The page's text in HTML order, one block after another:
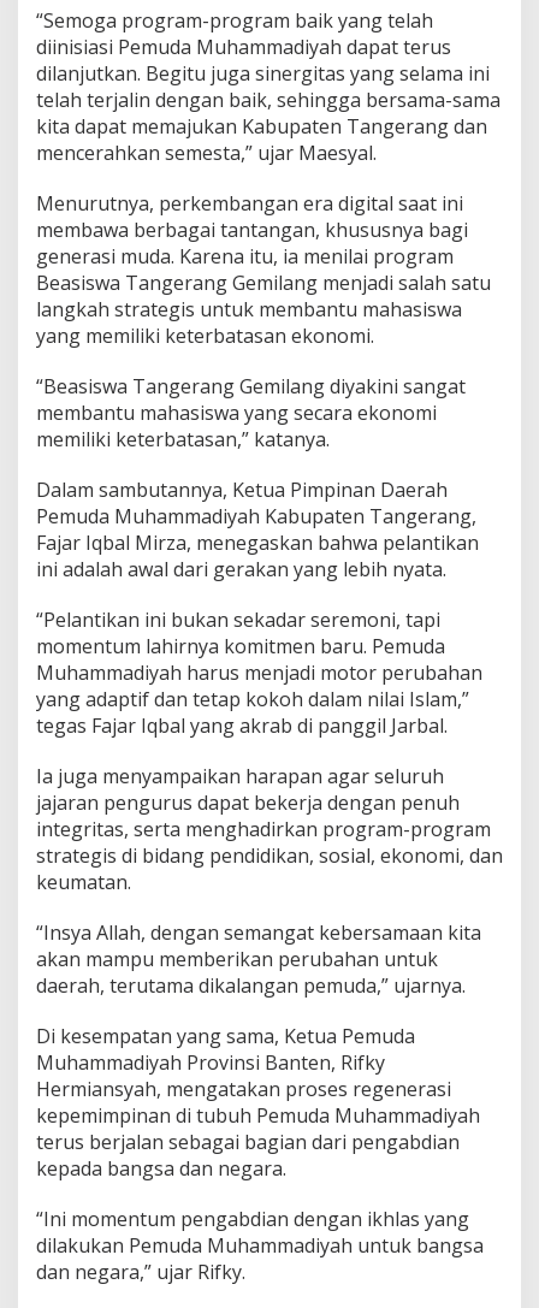
r
I
q
b
a
l
z
a
S
a
p
G
s
o
l
“Semoga program-program baik yang telah
diinisiasi Pemuda Muhammadiyah dapat terus
dilanjutkan. Begitu juga sinergitas yang selama ini
telah terjalin dengan baik, sehingga bersama-sama
kita dapat memajukan Kabupaten Tangerang dan
mencerahkan semesta,” ujar Maesyal.
Menurutnya, perkembangan era digital saat ini
membawa berbagai tantangan, khususnya bagi
generasi muda. Karena itu, ia menilai program
Beasiswa Tangerang Gemilang menjadi salah satu
langkah strategis untuk membantu mahasiswa
yang memiliki keterbatasan ekonomi.
“Beasiswa Tangerang Gemilang diyakini sangat
membantu mahasiswa yang secara ekonomi
memiliki keterbatasan,” katanya.
Dalam sambutannya, Ketua Pimpinan Daerah
Pemuda Muhammadiyah Kabupaten Tangerang,
Fajar Iqbal Mirza, menegaskan bahwa pelantikan
ini adalah awal dari gerakan yang lebih nyata.
“Pelantikan ini bukan sekadar seremoni, tapi
momentum lahirnya komitmen baru. Pemuda
Muhammadiyah harus menjadi motor perubahan
yang adaptif dan tetap kokoh dalam nilai Islam,”
tegas Fajar Iqbal yang akrab di panggil Jarbal.
Ia juga menyampaikan harapan agar seluruh
jajaran pengurus dapat bekerja dengan penuh
integritas, serta menghadirkan program-program
strategis di bidang pendidikan, sosial, ekonomi, dan
keumatan.
“Insya Allah, dengan semangat kebersamaan kita
akan mampu memberikan perubahan untuk
daerah, terutama dikalangan pemuda,” ujarnya.
Di kesempatan yang sama, Ketua Pemuda
Muhammadiyah Provinsi Banten, Rifky
Hermiansyah, mengatakan proses regenerasi
kepemimpinan di tubuh Pemuda Muhammadiyah
terus berjalan sebagai bagian dari pengabdian
kepada bangsa dan negara.
“Ini momentum pengabdian dengan ikhlas yang
dilakukan Pemuda Muhammadiyah untuk bangsa
dan negara,” ujar Rifky.